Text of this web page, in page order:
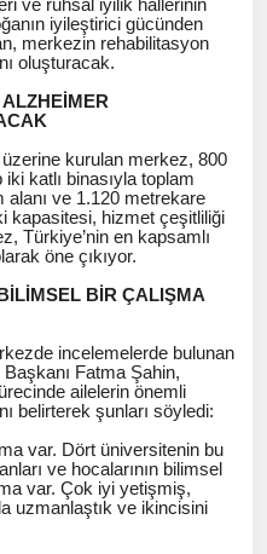
ve ruhsal iyilik hâllerinin
iyileştirici gücünden
merkezin rehabilitasyon
oluşturacak.
kurulan merkez, 800
katlı binasıyla toplam
alanı ve 1.120 metrekare
kapasitesi, hizmet çeşitliliği
Türkiye’nin en kapsamlı
öne çıkıyor.
BİR ÇALIŞMA
incelemelerde bulunan
Fatma Şahin,
ailelerin önemli
belirterek şunları söyledi:
var. Dört üniversitenin bu
ve hocalarının bilimsel
var. Çok iyi yetişmiş,
uzmanlaştık ve ikincisini